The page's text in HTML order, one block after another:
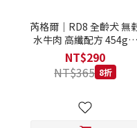
芮格爾｜RD8 全齡犬 無
水牛肉 高纖配方 454g｜
REGAL 天然犬糧 狗飼料
NT$290
NT$365 8折